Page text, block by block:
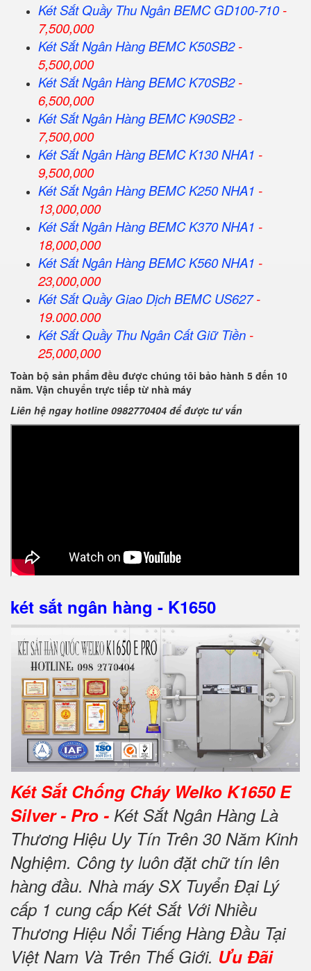
Két Sắt Quầy Thu Ngân BEMC GD100-710-
7,500,000
Két Sắt Ngân Hàng BEMC K50SB2-
5,500,000
Két Sắt Ngân Hàng BEMC K70SB2-
6,500,000
Két Sắt Ngân Hàng BEMC K90SB2-
7,500,000
Két Sắt Ngân Hàng BEMC K130 NHA1 -
9,500,000
Két Sắt Ngân Hàng BEMC K250 NHA1 -
13,000,000
Két Sắt Ngân Hàng BEMC K370 NHA1 -
18,000,000
Két Sắt Ngân Hàng BEMC K560 NHA1 -
23,000,000
Két Sắt Quầy Giao Dịch BEMC US627-
19.000.000
Két Sắt Quầy Thu Ngân Cất Giữ Tiền -
25,000,000
Toàn bộ sản phẩm đều được chúng tôi bảo hành 5 đến 10
năm. Vận chuyển trực tiếp từ nhà máy
Liên hệ ngay hotline 0982770404 để được tư vấn
két sắt ngân hàng - K1650
Két Sắt Chống Cháy Welko K1650 E
Silver - Pro - Két Sắt Ngân Hàng Là
Thương Hiệu Uy Tín Trên 30 Năm Kinh
Nghiệm. Công ty luôn đặt chữ tín lên
hàng đầu. Nhà máy SX Tuyển Đại Lý
cấp 1 cung cấp Két Sắt Với Nhiều
Thương Hiệu Nổi Tiếng Hàng Đầu Tại
Việt Nam Và Trên Thế Giới. Ưu Đãi